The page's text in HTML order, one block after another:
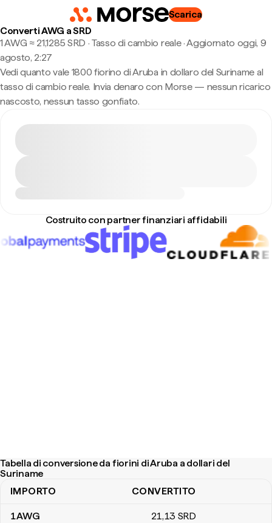
Scarica
Converti AWG a SRD
1 AWG ≈ 21,1285 SRD · Tasso di cambio reale·Aggiornato oggi, 9
agosto, 2:27
Vedi quanto vale 1800 fiorino di Aruba in dollaro del Suriname al
tasso di cambio reale. Invia denaro con Morse — nessun ricarico
nascosto, nessun tasso gonfiato.
Costruito con partner finanziari affidabili
Tabella di conversione da fiorini di Aruba a dollari del
Suriname
Tabella di conversione da fiorini di Aruba a dollari del Suriname
IMPORTO CONVERTITO
1AWG 21,13 SRD